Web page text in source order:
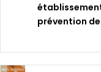
prévention